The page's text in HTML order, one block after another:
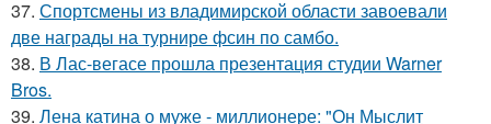
37. Спортсмены из владимирской области завоевали
две награды на турнире фсин по самбо.
38. В Лас-вегасе прошла презентация студии Warner
Bros.
39. Лена катина о муже - миллионере: "Он Мыслит